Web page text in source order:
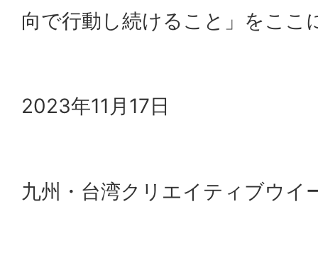
向で行動し続けること」をここ
2023年11月17日
九州・台湾クリエイティブウイ